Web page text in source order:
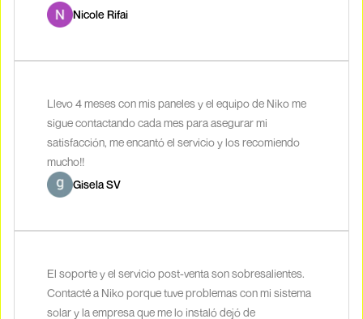
Nicole Rifai
Llevo 4 meses con mis paneles y el equipo de Niko me
sigue contactando cada mes para asegurar mi
satisfacción, me encantó el servicio y los recomiendo
mucho!!
Gisela SV
El soporte y el servicio post-venta son sobresalientes.
Contacté a Niko porque tuve problemas con mi sistema
solar y la empresa que me lo instaló dejó de